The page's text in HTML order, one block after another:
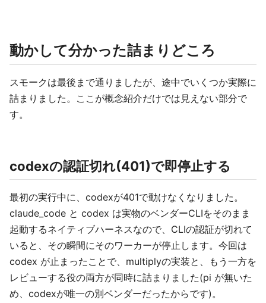
動かして分かった詰まりどころ
スモークは最後まで通りましたが、途中でいくつか実際に
詰まりました。ここが概念紹介だけでは見えない部分で
す。
codexの認証切れ(401)で即停止する
最初の実行中に、codexが401で動けなくなりました。
claude_code と codex は実物のベンダーCLIをそのまま
起動するネイティブハーネスなので、CLIの認証が切れて
いると、その瞬間にそのワーカーが停止します。今回は
codex が止まったことで、multiplyの実装と、もう一方を
レビューする役の両方が同時に詰まりました(pi が無いた
め、codexが唯一の別ベンダーだったからです)。